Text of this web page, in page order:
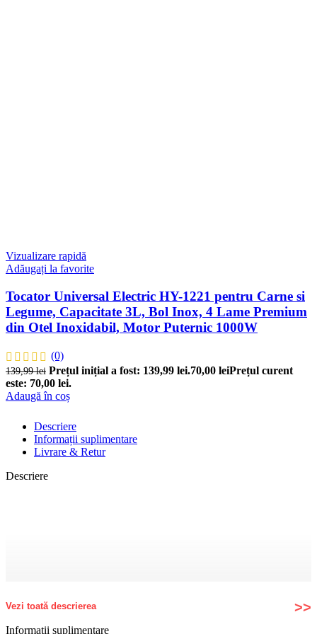
Vizualizare rapidă
Adăugați la favorite
Tocator Universal Electric HY-1221 pentru Carne si
Legume, Capacitate 3L, Bol Inox, 4 Lame Premium
din Otel Inoxidabil, Motor Puternic 1000W
(0)
139,99lei Prețul inițial a fost: 139,99 lei.70,00 leiPrețul curent
este: 70,00 lei.
Adaugă în coș
Descriere
Informații suplimentare
Livrare & Retur
Descriere
Vezi toată descrierea
Informații suplimentare